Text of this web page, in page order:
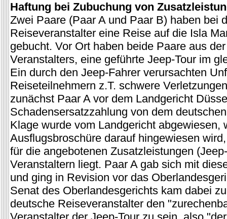
Haftung bei Zubuchung von
Zwei Paare (Paar A und Paar B) haben bei
Reiseveranstalter eine Reise auf die Isla
gebucht. Vor Ort haben beide Paare aus
Veranstalters, eine geführte Jeep-Tour im
Ein durch den Jeep-Fahrer verursachten
Reiseteilnehmern z.T. schwere
zunächst Paar A vor dem Landgericht
Schadensersatzzahlung von dem
Klage wurde vom Landgericht abgewiesen,
Ausflugsbroschüre darauf hingewiesen
für die angebotenen Zusatzleistungen
Veranstaltern liegt. Paar A gab sich mit
und ging in Revision vor das
Senat des Oberlandesgerichts kam dabei
deutsche Reiseveranstalter den